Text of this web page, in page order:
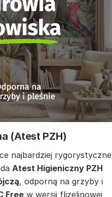
(Atest PZH)
najbardziej rygorystyczne
Atest Higieniczny PZH
, odporną na grzyby i
Free w wersji flizelinowej